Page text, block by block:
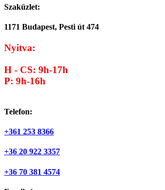
Szaküzlet:
1171 Budapest, Pesti út 474
Nyitva:
H - CS: 9h-17h
P: 9h-16h
Telefon:
+361 253 8366
+36 20 922 3357
+36 70 381 4574